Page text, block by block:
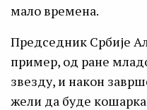
мало времена.
Председник Србије
пример, од ране
звезду, и након
жели да буде